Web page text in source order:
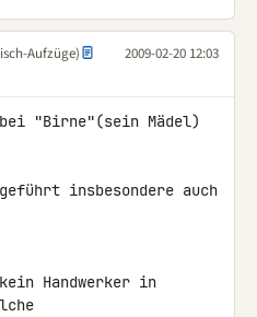
Aufzüge)
2009-02-20 12:03
"Birne"(sein Mädel)
insbesondere auch
Handwerker in